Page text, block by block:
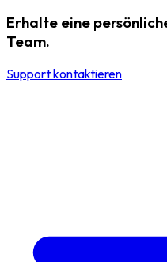
Erhalte eine
Team.
Support kontaktieren